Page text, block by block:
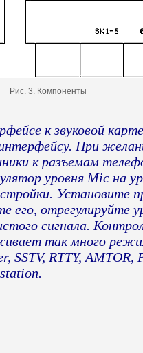
Рис. 3. Компоненты
к звуковой
При
к разъемам
уровня Mic на
Установите
его, отрегулируйте
сигнала.
так много
RTTY, AMTOR,